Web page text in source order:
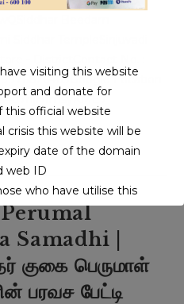
Location
Samadhi |
குகை பெருமாள்
பரவச பேட்டி
visiting this website
and donate for
this official website
crisis this website will be
date of the domain
web ID
who have utilise this
to continue this service.
in seconds